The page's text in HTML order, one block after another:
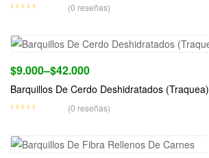
(0 reseñas)
Seleccionar Opciones
$9.000–$42.000
Barquillos De Cerdo Deshidratados (Traquea)
(0 reseñas)
Seleccionar Opciones